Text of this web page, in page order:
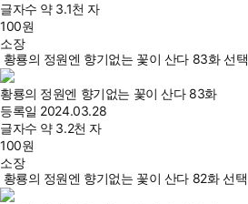
글자수 약 3.1천 자
100원
소장
황룡의 정원엔 향기없는 꽃이 산다 83화 선택
황룡의 정원엔 향기없는 꽃이 산다 83화
등록일 2024.03.28
글자수 약 3.2천 자
100원
소장
황룡의 정원엔 향기없는 꽃이 산다 82화 선택